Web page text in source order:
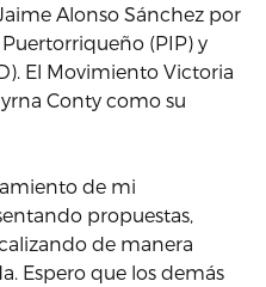
Alonso Sánchez por
(PIP) y
El Movimiento Victoria
Conty como su
de mi
propuestas,
de manera
Espero que los demás